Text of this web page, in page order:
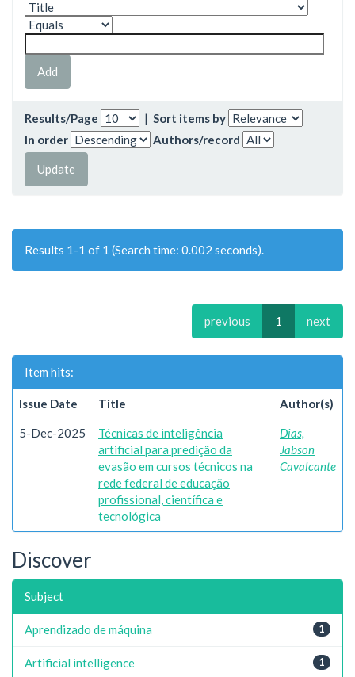
Results/Page | Sort items by
In order
Authors/record
Results 1-1 of 1 (Search time: 0.002 seconds).
previous 1 next
Item hits:
Issue Date Title Author(s)
5-Dec-2025
Técnicas de inteligência
artificial para predição da
evasão em cursos técnicos na
rede federal de educação
profissional, científica e
tecnológica
Dias,
Jabson
Cavalcante
Discover
Subject
1
Aprendizado de máquina
1
Artificial intelligence